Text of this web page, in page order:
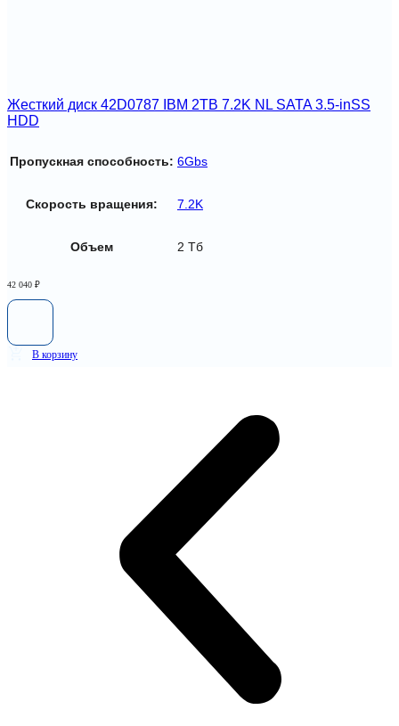
Жесткий диск 42D0787 IBM 2TB 7.2K NL SATA 3.5-inSS
HDD
Пропускная способность: 6Gbs
Скорость вращения: 7.2K
Объем 2 Тб
42 040 ₽
В корзину